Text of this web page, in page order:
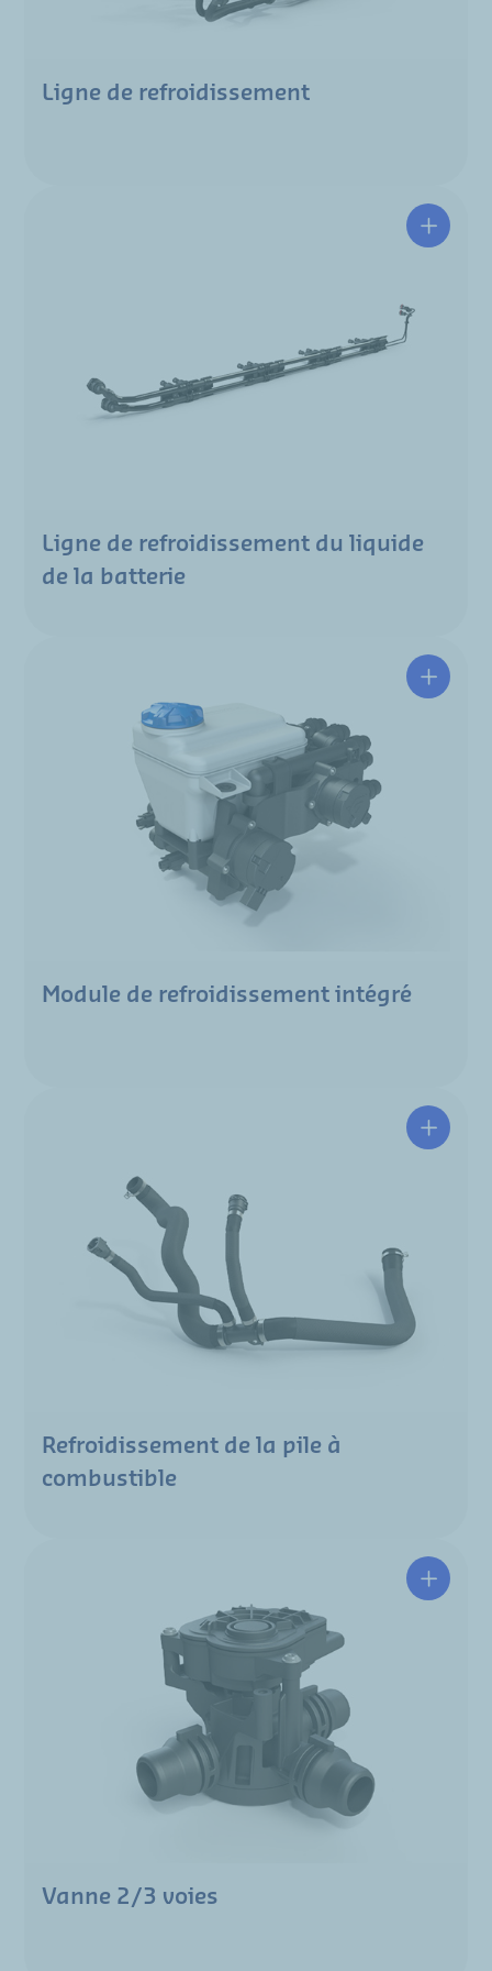
Ligne de refroidissement
Ligne de refroidissement du liquide
de la batterie
Module de refroidissement intégré
Refroidissement de la pile à
combustible
Vanne 2/3 voies